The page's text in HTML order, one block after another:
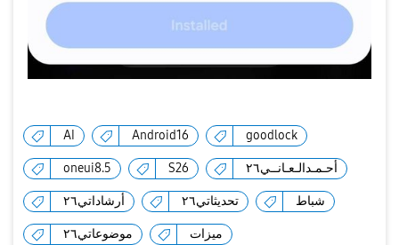
AI Android16 goodlock
oneui8.5 S26 أحـمـدالـعـانــي٢٦
أرشاداتي٢٦ تحديثاتي٢٦ شباط
موضوعاتي٢٦ ميزات